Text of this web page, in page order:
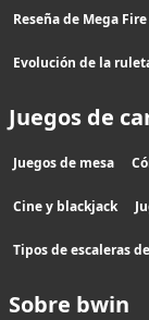
Reseña de Mega
Evolución de la
Juegos de
Juegos de mesa
Cine y blackjack
Tipos de escaleras
Sobre bwin